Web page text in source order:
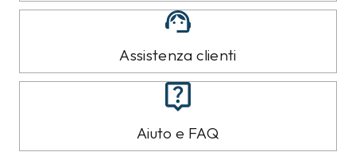
Assistenza clienti
Aiuto e FAQ